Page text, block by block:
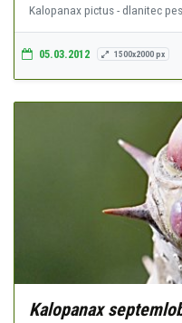
Kalopanax pictus - dlanitec
05.03.2012 1500x2000 px
Kalopanax